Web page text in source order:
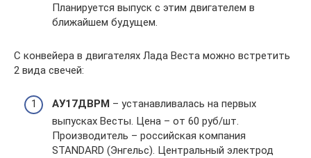
Планируется выпуск с этим двигателем в
ближайшем будущем.
С конвейера в двигателях Лада Веста можно встретить
2 вида свечей:
АУ17ДВРМ – устанавливалась на первых
выпусках Весты. Цена – от 60 руб/шт.
Производитель – российская компания
STANDARD (Энгельс). Центральный электрод